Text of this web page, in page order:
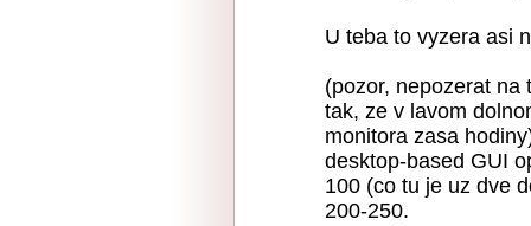
U teba to vyzera asi
(pozor, nepozerat na
tak, ze v lavom
monitora zasa
desktop-based GUI
100 (co tu je uz dve
200-250.